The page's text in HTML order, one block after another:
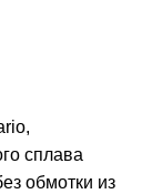
сплава
обмотки из